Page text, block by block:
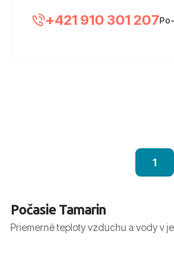
+421 910 301 207
1
Počasie Tamarin
Priemerné teploty vzduchu a vody v